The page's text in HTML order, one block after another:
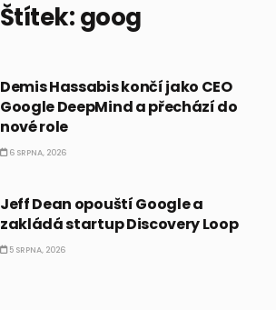
Štítek:goog
Demis Hassabis končí jako CEO
Google DeepMind a přechází do
nové role
6 SRPNA, 2026
Jeff Dean opouští Google a
zakládá startup Discovery Loop
5 SRPNA, 2026